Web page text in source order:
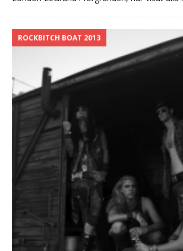
ROCKBITCH BOAT 2013